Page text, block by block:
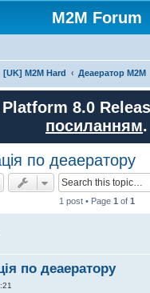
M2M Forum
[UK] M2M Hard Деаератор M2M
Platform 8.0
посиланням.
по деаератору
1 post • Page 1 of 1
по деаератору